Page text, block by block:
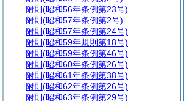
附則 (昭和56年条例第23号)
附則 (昭和57年条例第2号)
附則 (昭和57年条例第24号)
附則 (昭和59年規則第18号)
附則 (昭和59年条例第46号)
附則 (昭和60年条例第26号)
附則 (昭和61年条例第38号)
附則 (昭和62年条例第26号)
附則 (昭和63年条例第29号)